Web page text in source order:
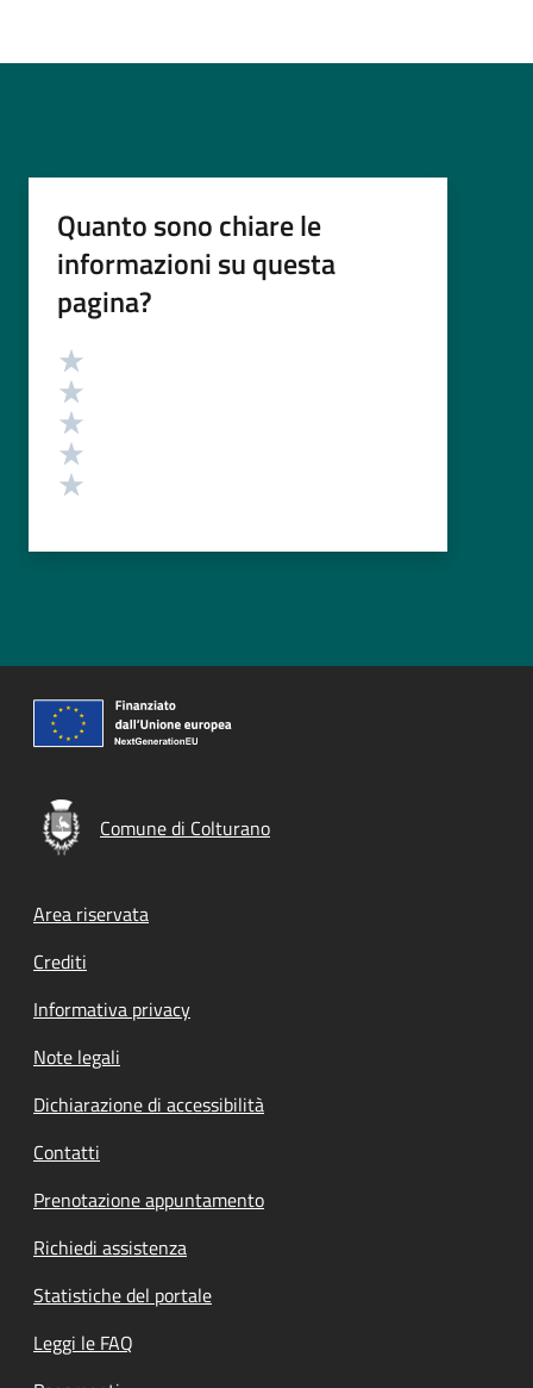
Quanto sono chiare le
informazioni su questa
pagina?
Valutazione
Comune di Colturano
Footer menu
Area riservata
Crediti
Informativa privacy
Note legali
Dichiarazione di accessibilità
Contatti
Prenotazione appuntamento
Richiedi assistenza
Statistiche del portale
Leggi le FAQ